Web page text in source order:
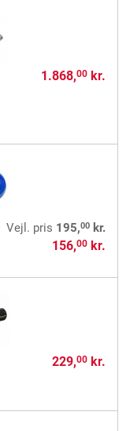
1.868,00kr.
Vejl. pris 195,00kr.
156,00kr.
229,00kr.